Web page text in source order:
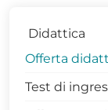
Didattica
Offerta
Test di